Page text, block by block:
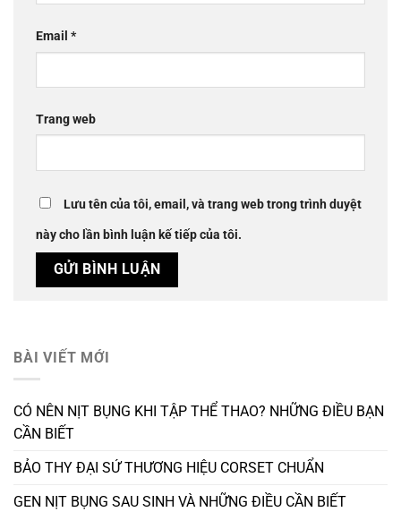
Email *
Trang web
Lưu tên của tôi, email, và trang web trong trình duyệt
này cho lần bình luận kế tiếp của tôi.
BÀI VIẾT MỚI
CÓ NÊN NỊT BỤNG KHI TẬP THỂ THAO? NHỮNG ĐIỀU BẠN
CẦN BIẾT
BẢO THY ĐẠI SỨ THƯƠNG HIỆU CORSET CHUẨN
GEN NỊT BỤNG SAU SINH VÀ NHỮNG ĐIỀU CẦN BIẾT